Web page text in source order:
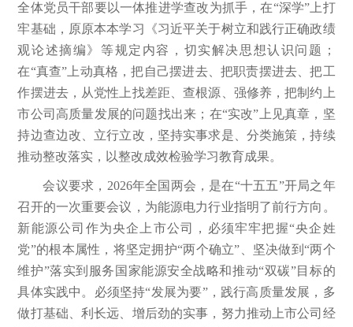
全体党员干部要以一体推进学查改为抓手，在“深学”上打
牢基础，原原本本学习《习近平关于树立和践行正确政绩
观论述摘编》等规定内容，切实解决思想认识问题；
在“真查”上动真格，把自己摆进去、把职责摆进去、把工
作摆进去，从党性上找差距、查根源、强修养，把制约上
市公司高质量发展的问题找出来；在“实改”上见真章，坚
持边查边改、立行立改，坚持实事求是、分类施策，持续
推动整改落实，以整改成效检验学习教育成果。
会议要求，2026年全国两会，是在“十五五”开局之年
召开的一次重要会议，为能源电力行业指明了前行方向。
新能源公司作为央企上市公司，必须牢牢把握“央企姓
党”的根本属性，将坚定拥护“两个确立”、坚决做到“两个
维护”落实到服务国家能源安全战略和推动“双碳”目标的
具体实践中。必须坚持“发展为要”，践行高质量发展，多
做打基础、利长远、增后劲的实事，努力推动上市公司经